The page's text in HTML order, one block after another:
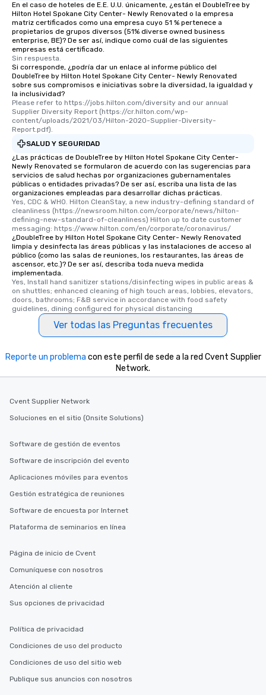
En el caso de hoteles de E.E. U.U. únicamente, ¿están el DoubleTree by
Hilton Hotel Spokane City Center- Newly Renovated o la empresa
matriz certificados como una empresa cuyo 51 % pertenece a
propietarios de grupos diversos (51% diverse owned business
enterprise, BE)? De ser así, indique como cuál de las siguientes
empresas está certificado.
Sin respuesta.
Si corresponde, ¿podría dar un enlace al informe público del
DoubleTree by Hilton Hotel Spokane City Center- Newly Renovated
sobre sus compromisos e iniciativas sobre la diversidad, la igualdad y
la inclusividad?
Please refer to https://jobs.hilton.com/diversity and our annual
Supplier Diversity Report (https://cr.hilton.com/wp-
content/uploads/2021/03/Hilton-2020-Supplier-Diversity-
Report.pdf).
SALUD Y SEGURIDAD
¿Las prácticas de DoubleTree by Hilton Hotel Spokane City Center-
Newly Renovated se formularon de acuerdo con las sugerencias para
servicios de salud hechas por organizaciones gubernamentales
públicas o entidades privadas? De ser así, escriba una lista de las
organizaciones empleadas para desarrollar dichas prácticas.
Yes, CDC & WHO. Hilton CleanStay, a new industry-defining standard of
cleanliness (https://newsroom.hilton.com/corporate/news/hilton-
defining-new-standard-of-cleanliness) Hilton up to date customer
messaging: https://www.hilton.com/en/corporate/coronavirus/
¿DoubleTree by Hilton Hotel Spokane City Center- Newly Renovated
limpia y desinfecta las áreas públicas y las instalaciones de acceso al
público (como las salas de reuniones, los restaurantes, las áreas de
ascensor, etc.)? De ser así, describa toda nueva medida
implementada.
Yes, Install hand sanitizer stations/disinfecting wipes in public areas &
on shuttles; enhanced cleaning of high touch areas, lobbies, elevators,
doors, bathrooms; F&B service in accordance with food safety
guidelines, dining configured for physical distancing
Ver todas las Preguntas frecuentes
Reporte un problema con este perfil de sede a la red Cvent Supplier
Network.
Cvent Supplier Network
Soluciones en el sitio (Onsite Solutions)
Software de gestión de eventos
Software de inscripción del evento
Aplicaciones móviles para eventos
Gestión estratégica de reuniones
Software de encuesta por Internet
Plataforma de seminarios en línea
Página de inicio de Cvent
Comuníquese con nosotros
Atención al cliente
Sus opciones de privacidad
Política de privacidad
Condiciones de uso del producto
Condiciones de uso del sitio web
Publique sus anuncios con nosotros